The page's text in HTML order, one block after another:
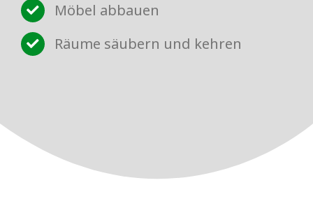
Möbel abbauen
Räume säubern und kehren